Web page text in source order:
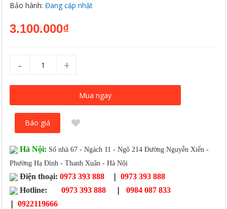
Bảo hành:Đang cập nhật
3.100.000₫
- +
Mua ngay
Báo giá
Hà Nội: Số nhà 67 - Ngách 11 - Ngõ 214 Đường Nguyễn Xiển -
Phường Hạ Đình - Thanh Xuân - Hà Nội
Điện thoại: 0973 393 888 |
0973 393 888
Hotline:
0973 393 888 | 0984 087 833
| 0922119666